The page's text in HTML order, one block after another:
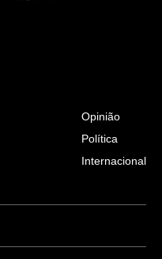
Opinião
Política
Internacional